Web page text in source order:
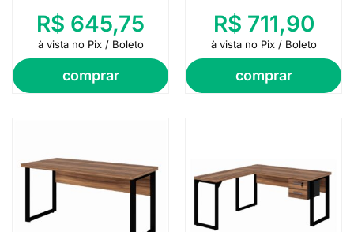
comprar
R$ 645,75
à vista no Pix / Boleto
comprar
R$ 711,90
à vista no Pix / Boleto